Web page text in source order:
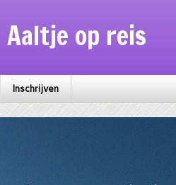
Aaltje op reis
Inschrijven